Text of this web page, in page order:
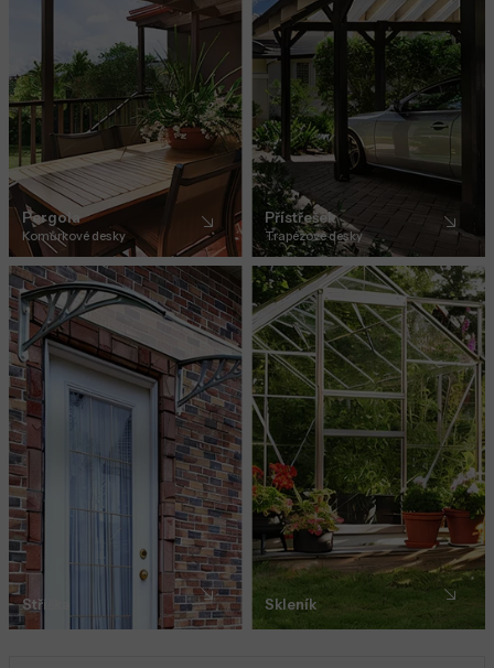
Pergola
Komůrkové desky
Přístřešek
Trapézové desky
Stříška Skleník